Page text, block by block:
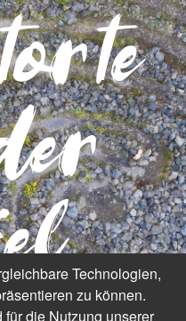
Technologien,
zu können.
die Nutzung unserer